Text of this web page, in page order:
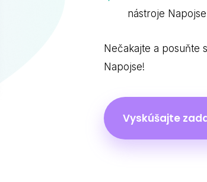
nástroje Napojse
Nečakajte a posuňte
Napojse!
Vyskúšajte